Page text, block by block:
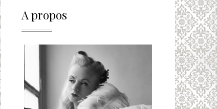
A propos